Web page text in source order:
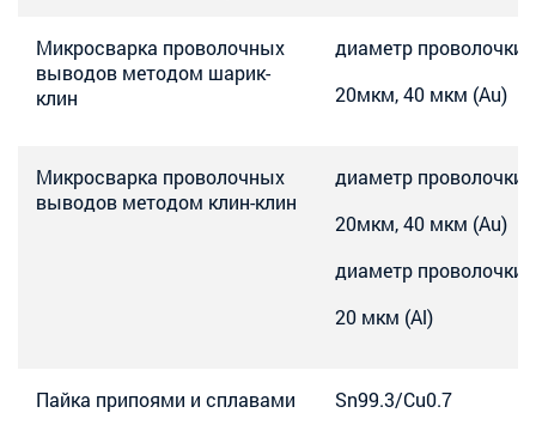
Микросварка проволочных
выводов методом шарик-
клин
диаметр проволочки:
20мкм, 40 мкм (Au)
Микросварка проволочных
выводов методом клин-клин
диаметр проволочки:
20мкм, 40 мкм (Au)
диаметр проволочки:
20 мкм (Al)
Пайка припоями и сплавами
Sn99.3/Cu0.7